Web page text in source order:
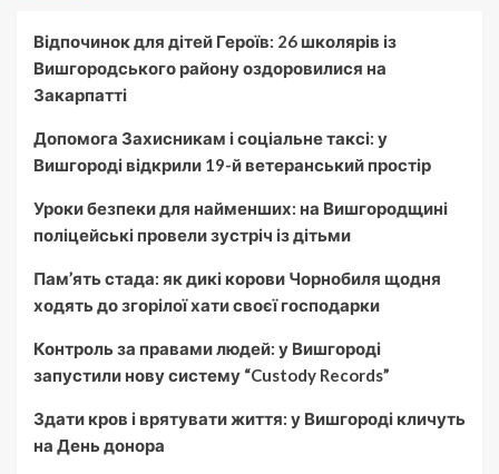
Відпочинок для дітей Героїв: 26 школярів із
Вишгородського району оздоровилися на
Закарпатті
Допомога Захисникам і соціальне таксі: у
Вишгороді відкрили 19-й ветеранський простір
Уроки безпеки для найменших: на Вишгородщині
поліцейські провели зустріч із дітьми
Пам’ять стада: як дикі корови Чорнобиля щодня
ходять до згорілої хати своєї господарки
Контроль за правами людей: у Вишгороді
запустили нову систему “Custody Records”
Здати кров і врятувати життя: у Вишгороді кличуть
на День донора